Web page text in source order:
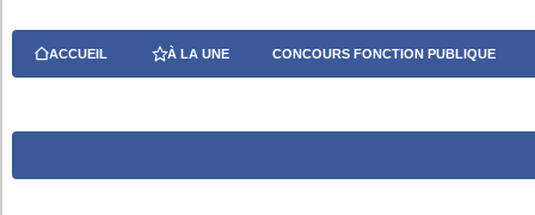
ACCUEIL À LA UNE CONCOURS FONCTION PUBLIQUE